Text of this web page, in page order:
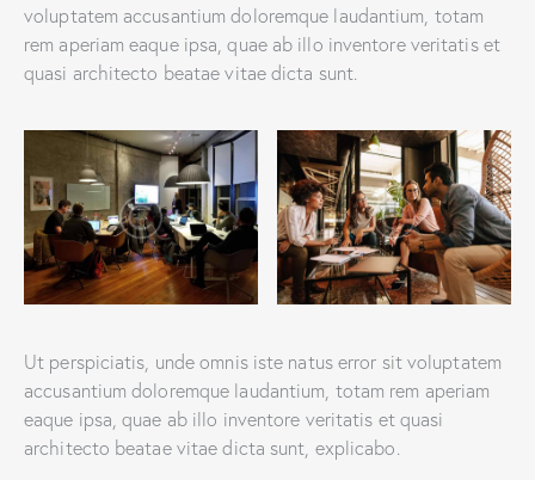
voluptatem accusantium doloremque laudantium, totam
rem aperiam eaque ipsa, quae ab illo inventore veritatis et
quasi architecto beatae vitae dicta sunt.
Ut perspiciatis, unde omnis iste natus error sit voluptatem
accusantium doloremque laudantium, totam rem aperiam
eaque ipsa, quae ab illo inventore veritatis et quasi
architecto beatae vitae dicta sunt, explicabo.